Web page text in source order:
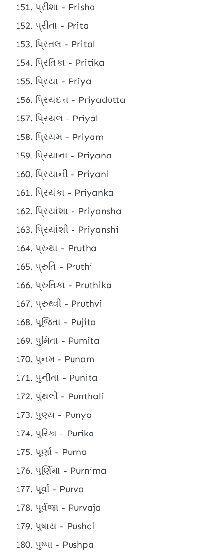
પ્રીશા - Prisha
પ્રીતા - Prita
પ્રિતલ - Prital
પ્રિતિકા - Pritika
પ્રિયા - Priya
પ્રિયદત્ત - Priyadutta
પ્રિયલ - Priyal
પ્રિયમ - Priyam
પ્રિયાના - Priyana
પ્રિયાની - Priyani
પ્રિયંકા - Priyanka
પ્રિયાંશા - Priyansha
પ્રિયાંશી - Priyanshi
પ્રુથા - Prutha
પ્રુતિ - Pruthi
પ્રુતિકા - Pruthika
પ્રુથ્વી - Pruthvi
પૂજિતા - Pujita
પુમિતા - Pumita
પુનમ - Punam
પુનીતા - Punita
પુંથલી - Punthali
પુણ્ય - Punya
પુરિકા - Purika
પૂર્ણા - Purna
પૂર્ણિમા - Purnima
પૂર્વા - Purva
પૂર્વજા - Purvaja
પુષાય - Pushai
પુષ્પા - Pushpa